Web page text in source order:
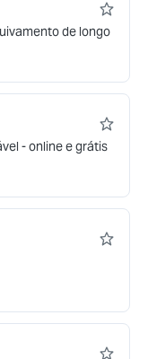
de longo
- online e grátis